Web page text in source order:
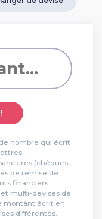
nombre qui écrit
(chèques,
de remise de
financiers.
multi-devises de
montant écrit en
différentes.